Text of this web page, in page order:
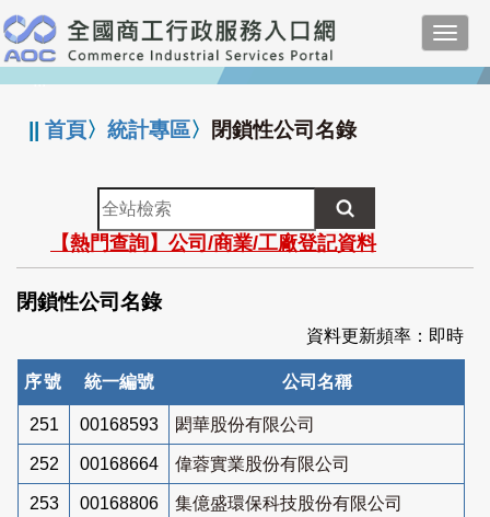
跳
到
主
要
:::
||首頁〉統計專區〉 閉鎖性公司名錄
全
站
檢
索
【熱門查詢】公司/商業/工廠登記資料
閉鎖性公司名錄
資料更新頻率：即時
序號 統一編號 公司名稱
251 00168593 閎華股份有限公司
252 00168664 偉蓉實業股份有限公司
253 00168806 集億盛環保科技股份有限公司